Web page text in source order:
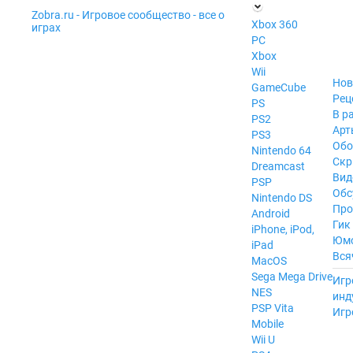
Zobra.ru - Игровое сообщество - все о
играх
П
ла
т
ф
ор
м
ы
Xbox 360
PC
Xbox
Wii
GameCube
PS
PS2
PS3
Nintendo 64
Dreamcast
PSP
Nintendo DS
Android
iPhone, iPod,
iPad
MacOS
Sega Mega Drive
NES
PSP Vita
Mobile
Wii U
В
Гик